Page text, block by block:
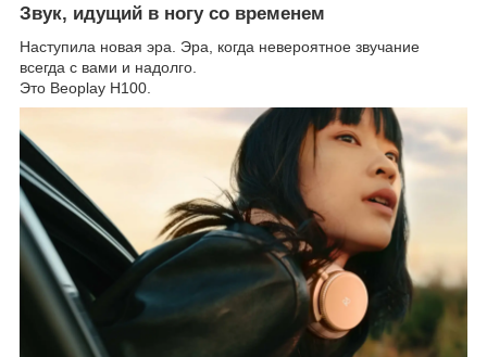
Звук, идущий в ногу со временем
Наступила новая эра. Эра, когда невероятное звучание
всегда с вами и надолго.
Это Beoplay H100.